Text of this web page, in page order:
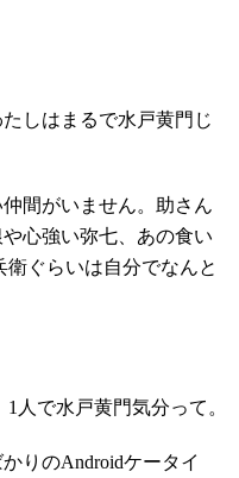
しはまるで水戸黄門じ
間がいません。助さん
心強い弥七、あの食い
ぐらいは自分でなんと
人で水戸黄門気分って。
りのAndroidケータイ